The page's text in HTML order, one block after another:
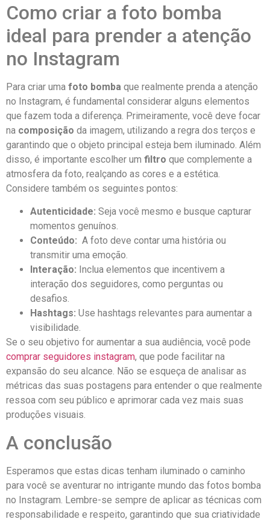
Como⁢ criar ⁢a foto bomba​
ideal para⁤ prender a atenção
no Instagram
Para‌ criar uma‍ foto bomba que realmente prenda a atenção
‍no Instagram, é fundamental ⁣considerar alguns elementos
que⁢ fazem ‌toda a ‌diferença. Primeiramente, você deve‍ focar
na composição da imagem,​ utilizando a regra dos terços e
garantindo que o objeto principal esteja bem ​iluminado. Além
disso, é importante ⁢escolher um filtro que ⁣complemente⁣ a
atmosfera da foto, realçando as cores e a estética.
Considere⁤ também os seguintes pontos:
Autenticidade: Seja você mesmo e busque capturar⁣
momentos ‍genuínos.
Conteúdo: ⁤ A foto deve contar uma ‍história ou
transmitir uma‌ emoção.
Interação: Inclua elementos que incentivem a
interação‌ dos seguidores, como perguntas ou
desafios.
Hashtags: ⁣Use hashtags relevantes para aumentar a ​
visibilidade.
Se ⁢o seu objetivo for aumentar ⁤a sua ⁣audiência, ‍você‌ pode ‍
comprar seguidores⁤ instagram, que pode facilitar ‍na⁢
expansão do seu alcance. Não ⁣se esqueça de analisar as
métricas das suas postagens para entender o que realmente
ressoa com seu público e aprimorar‍ cada vez mais suas‍
produções visuais.
A ​conclusão
Esperamos que estas dicas tenham iluminado o⁣ caminho
para‍ você se aventurar no intrigante mundo ​das​ fotos bomba
no Instagram. Lembre-se sempre de aplicar as técnicas com​
responsabilidade‍ e ⁣respeito, ​garantindo que sua criatividade